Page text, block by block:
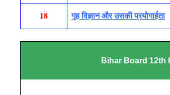
18 गृह विज्ञान और उसकी प्रयोगार्हता
Bihar Board 12th